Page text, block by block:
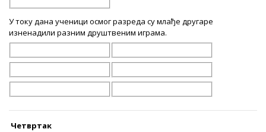
У току дана ученици осмог разреда су млађе другаре
изненадили разним друштвеним играма.
Четвртак